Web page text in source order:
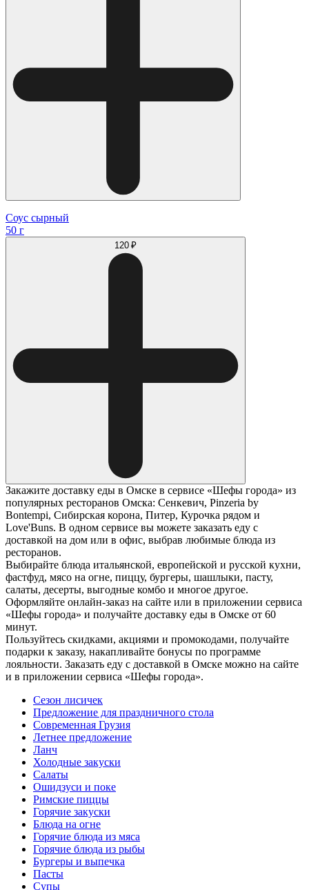
Соус сырный
50 г
120 ₽
Закажите доставку еды в Омске в сервисе «Шефы города» из
популярных ресторанов Омска: Сенкевич, Pinzeria by
Bontempi, Сибирская корона, Питер, Курочка рядом и
Love'Buns. В одном сервисе вы можете заказать еду с
доставкой на дом или в офис, выбрав любимые блюда из
ресторанов.
Выбирайте блюда итальянской, европейской и русской кухни,
фастфуд, мясо на огне, пиццу, бургеры, шашлыки, пасту,
салаты, десерты, выгодные комбо и многое другое.
Оформляйте онлайн-заказ на сайте или в приложении сервиса
«Шефы города» и получайте доставку еды в Омске от 60
минут.
Пользуйтесь скидками, акциями и промокодами, получайте
подарки к заказу, накапливайте бонусы по программе
лояльности. Заказать еду с доставкой в Омске можно на сайте
и в приложении сервиса «Шефы города».
Сезон лисичек
Предложение для праздничного стола
Современная Грузия
Летнее предложение
Ланч
Холодные закуски
Салаты
Ошидзуси и поке
Римские пиццы
Горячие закуски
Блюда на огне
Горячие блюда из мяса
Горячие блюда из рыбы
Бургеры и выпечка
Пасты
Супы